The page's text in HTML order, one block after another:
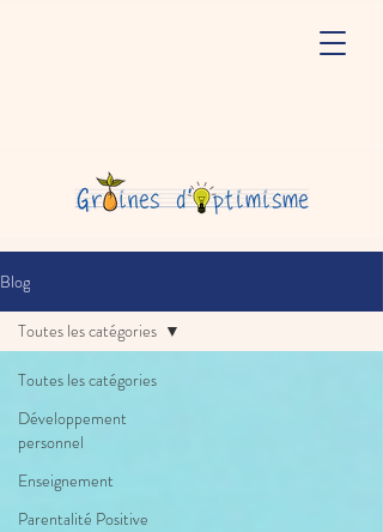
Blog
Toutes les catégories
Développement
personnel
Enseignement
Parentalité Positive
Toutes les catégories